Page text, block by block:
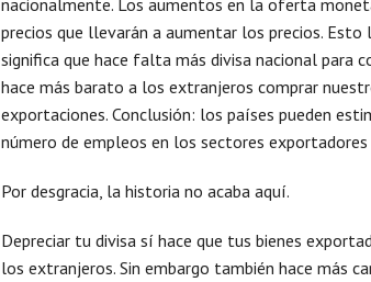
precios que llevarán a aumentar los precios.
significa que hace falta más divisa nacional para
hace más barato a los extranjeros comprar
exportaciones. Conclusión: los países pueden
número de empleos en los sectores
Por desgracia, la historia no acaba aquí.
Depreciar tu divisa sí hace que tus bienes
los extranjeros. Sin embargo también hace más